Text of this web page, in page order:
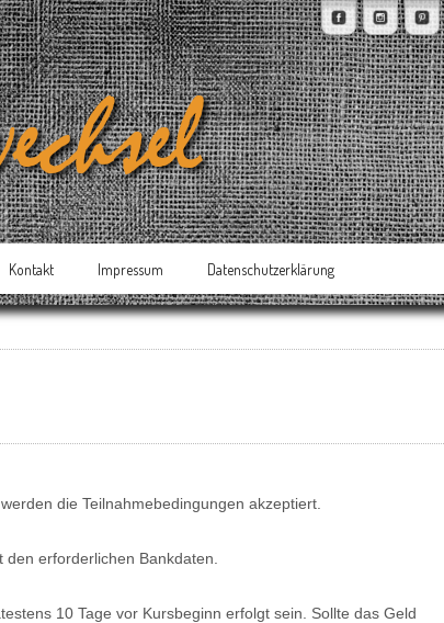
Kontakt Impressum Datenschutzerklärung
die Teilnahmebedingungen akzeptiert.
den erforderlichen Bankdaten.
10 Tage vor Kursbeginn erfolgt sein. Sollte das Geld